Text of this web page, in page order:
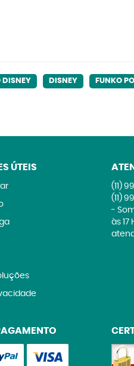
DISNEY DISNEY FUNKO
ÚTEIS
(11)
(11)
-
às